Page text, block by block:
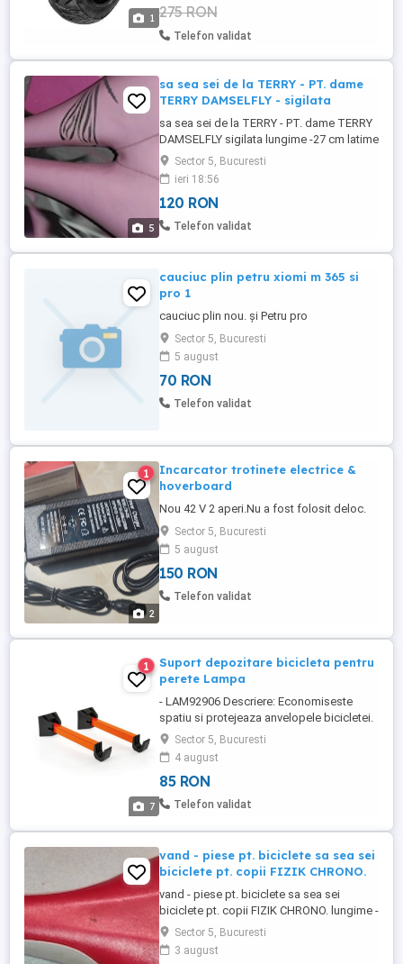
1 275 RON
Telefon validat
5
sa sea sei de la TERRY - PT. dame
TERRY DAMSELFLY - sigilata
sa sea sei de la TERRY - PT. dame TERRY
DAMSELFLY sigilata lungime -27 cm latime
- 13 cm pret 120 ron
Sector 5, Bucuresti
ieri 18:56
120 RON
Telefon validat
cauciuc plin petru xiomi m 365 si
pro 1
cauciuc plin nou. și Petru pro
Sector 5, Bucuresti
5 august
70 RON
Telefon validat
2
1
Incarcator trotinete electrice &
hoverboard
Nou 42 V 2 aperi.Nu a fost folosit deloc.
Sector 5, Bucuresti
5 august
150 RON
Telefon validat
7
1
Suport depozitare bicicleta pentru
perete Lampa
- LAM92906 Descriere: Economiseste
spatiu si protejeaza anvelopele bicicletei.
Sustine greutate de pana la 20 kg.
Dimensiuni: 35 cm lungime brat, carlige de
sustinere cadru bicicleta cu diametrul de
4,3 cm.
Sector 5, Bucuresti
4 august
85 RON
Telefon validat
vand - piese pt. biciclete sa sea sei
biciclete pt. copii FIZIK CHRONO.
vand - piese pt. biciclete sa sea sei
biciclete pt. copii FIZIK CHRONO. lungime -
24 cm. latime - 14 cm greutate 300 grame
pret 60 ron
Sector 5, Bucuresti
3 august